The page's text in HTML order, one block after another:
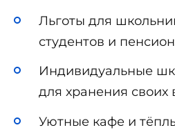
Льготы для
студентов и
Индивидуальные
для хранения своих
Уютные кафе и